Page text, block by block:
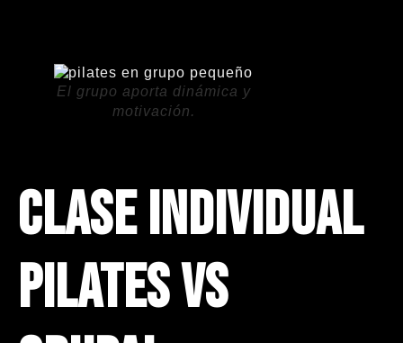
El grupo aporta dinámica y
motivación.
Clase individual
Pilates vs